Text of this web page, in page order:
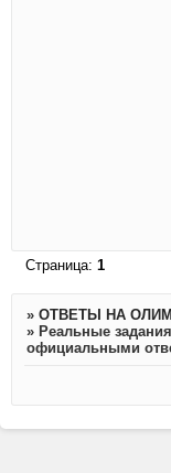
Страница: 1
» ОТВЕТЫ НА
» Реальные
официальными